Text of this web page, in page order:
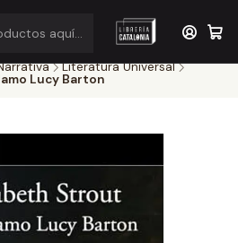
a $1.000 en RM por compras sobre
Literatura Universal
Lucy Barton